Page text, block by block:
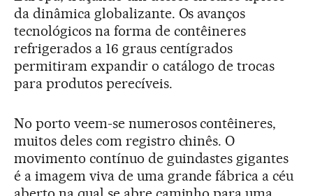
da dinâmica globalizante. Os avanços
tecnológicos na forma de contêineres
refrigerados a 16 graus centígrados
permitiram expandir o catálogo de trocas
para produtos perecíveis.
No porto veem-se numerosos contêineres,
muitos deles com registro chinês. O
movimento contínuo de guindastes gigantes
é a imagem viva de uma grande fábrica a céu